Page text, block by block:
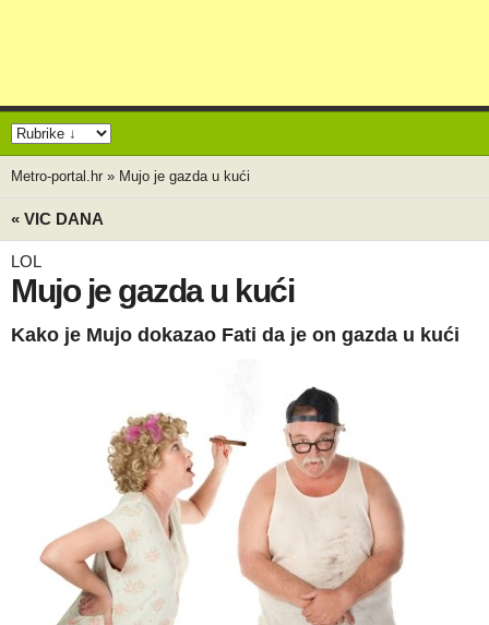
Metro-portal.hr » Mujo je gazda u kući
« VIC DANA
LOL
Mujo je gazda u kući
Kako je Mujo dokazao Fati da je on gazda u kući